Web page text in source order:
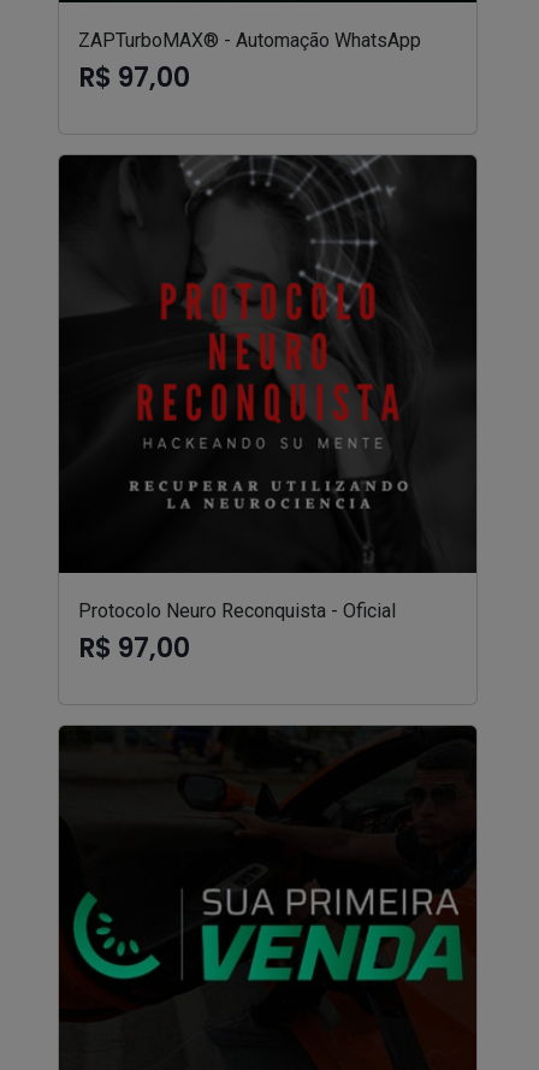
ZAPTurboMAX® - Automação WhatsApp
R$ 97,00
Protocolo Neuro Reconquista - Oficial
R$ 97,00